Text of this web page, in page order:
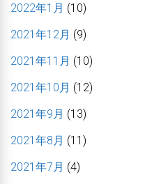
2022年1月 (10)
2021年12月 (9)
2021年11月 (10)
2021年10月 (12)
2021年9月 (13)
2021年8月 (11)
2021年7月 (4)